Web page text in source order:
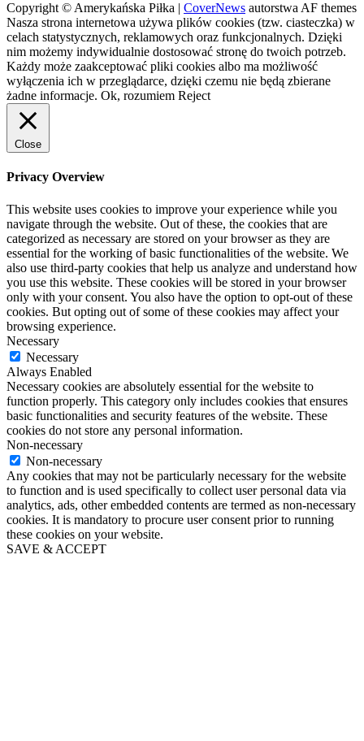
Copyright © Amerykańska Piłka | CoverNews autorstwa AF themes
Nasza strona internetowa używa plików cookies (tzw. ciasteczka) w
celach statystycznych, reklamowych oraz funkcjonalnych. Dzięki
nim możemy indywidualnie dostosować stronę do twoich potrzeb.
Każdy może zaakceptować pliki cookies albo ma możliwość
wyłączenia ich w przeglądarce, dzięki czemu nie będą zbierane
żadne informacje. Ok, rozumiem Reject
Close
Privacy Overview
This website uses cookies to improve your experience while you
navigate through the website. Out of these, the cookies that are
categorized as necessary are stored on your browser as they are
essential for the working of basic functionalities of the website. We
also use third-party cookies that help us analyze and understand how
you use this website. These cookies will be stored in your browser
only with your consent. You also have the option to opt-out of these
cookies. But opting out of some of these cookies may affect your
browsing experience.
Necessary
Necessary
Always Enabled
Necessary cookies are absolutely essential for the website to
function properly. This category only includes cookies that ensures
basic functionalities and security features of the website. These
cookies do not store any personal information.
Non-necessary
Non-necessary
Any cookies that may not be particularly necessary for the website
to function and is used specifically to collect user personal data via
analytics, ads, other embedded contents are termed as non-necessary
cookies. It is mandatory to procure user consent prior to running
these cookies on your website.
SAVE & ACCEPT